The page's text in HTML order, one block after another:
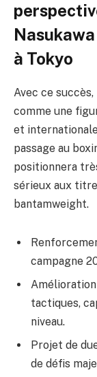
à Tokyo
Avec ce succès,
comme une
et
passage au
positionnera
sérieux aux
bantamweight.
campagne
tactiques,
niveau.
Projet de
de défis